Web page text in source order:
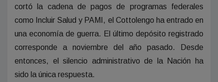
cortó la cadena de pagos de programas federales
como Incluir Salud y PAMI, el Cottolengo ha entrado en
una economía de guerra. El último depósito registrado
corresponde a noviembre del año pasado. Desde
entonces, el silencio administrativo de la Nación ha
sido la única respuesta.